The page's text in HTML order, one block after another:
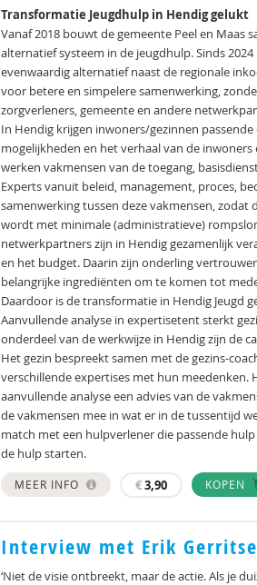
Transformatie Jeugdhulp in Hendig gelukt
Vanaf 2018 bouwt de gemeente Peel en Maas
alternatief systeem in de jeugdhulp. Sinds
evenwaardig alternatief naast de regionale
voor betere en simpelere samenwerking,
zorgverleners, gemeente en andere
In Hendig krijgen inwoners/gezinnen
mogelijkheden en het verhaal van de
werken vakmensen van de toegang,
Experts vanuit beleid, management, proces,
samenwerking tussen deze vakmensen,
wordt met minimale (administratieve)
netwerkpartners zijn in Hendig gezamenlijk
en het budget. Daarin zijn onderling
belangrijke ingrediënten om te komen tot
Daardoor is de transformatie in Hendig Jeugd
Aanvullende analyse in expertisetent sterkt
onderdeel van de werkwijze in Hendig zijn de
Het gezin bespreekt samen met de gezins-
verschillende expertises met hun meedenken.
aanvullende analyse een advies van de
de vakmensen mee in wat er in de tussentijd
match met een hulpverlener die passende
de hulp starten.
MEER INFO €3,90 KOPEN
Interview met Erik
‘Niet de visie ontbreekt, maar de actie. Als je